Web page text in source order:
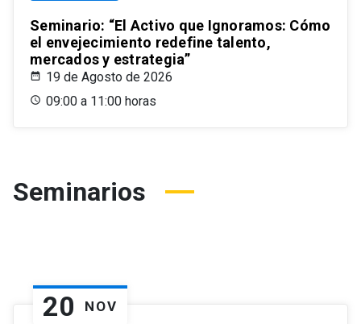
Seminario: “El Activo que Ignoramos: Cómo
el envejecimiento redefine talento,
mercados y estrategia”
19 de Agosto de 2026
09:00 a 11:00 horas
Seminarios
20 NOV